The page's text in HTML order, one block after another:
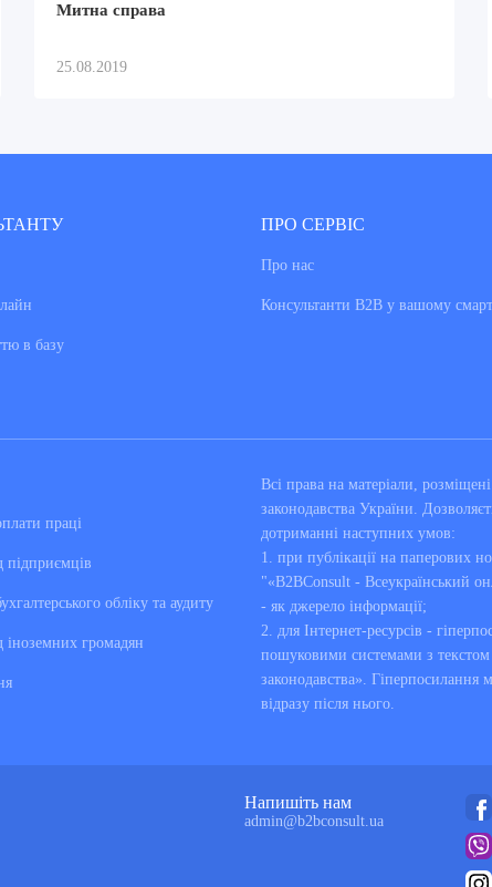
Митна справа
25.08.2019
в базу
ПРО СЕРВІС
Про нас
Консультанти В2В у вашому
праці
підприємців
обліку та аудиту
іноземних громадян
Всі права на матеріали,
законодавства України.
дотриманні наступних умов:
1. при публікації на паперових
"«B2BConsult - Всеукраїнський
- як джерело інформації;
2. для Інтернет-ресурсів -
пошуковими системами з текстом
законодавства». Гіперпосилання
відразу після нього.
Напишіть нам
admin@b2bconsult.ua